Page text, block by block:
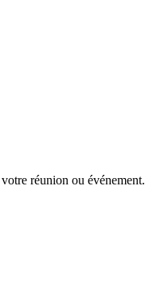
réunion ou événement.